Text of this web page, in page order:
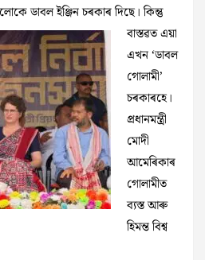
ডাবল ইঞ্জিন চৰকাৰ দিছে। কিন্তু
বাস্তৱতএয়া
এখন ‘ডাবল
গোলামী’
চৰকাৰহে।
প্ৰধানমন্ত্ৰী
মোদী
আমেৰিকাৰ
গোলামীত
ব্যস্ত আৰু
হিমন্ত বিশ্ব